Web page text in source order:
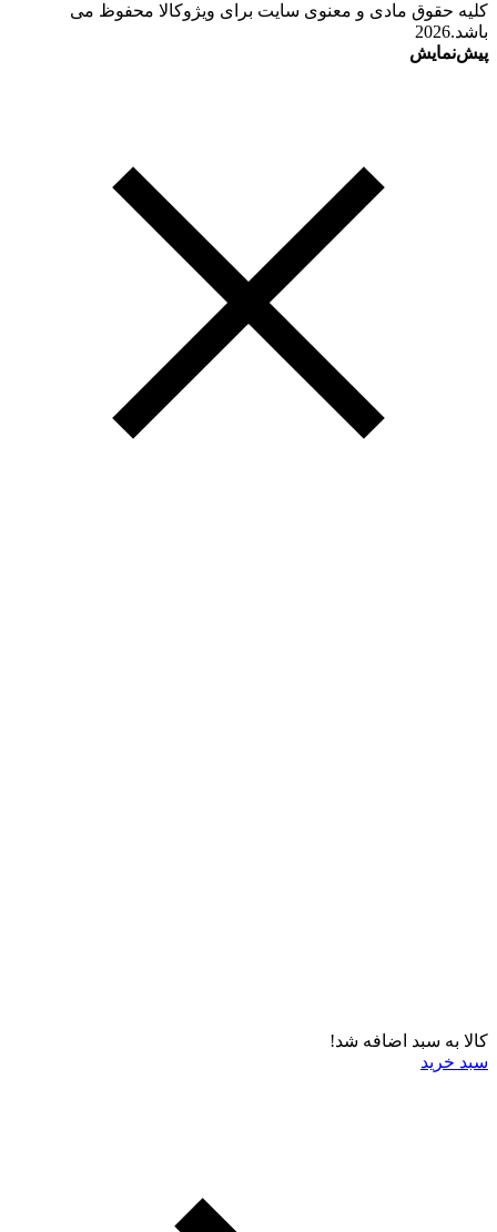
کلیه حقوق مادی و معنوی سایت برای ویژوکالا محفوظ می
باشد.2026
پیش‌نمایش
کالا به سبد اضافه شد!
سبد خرید